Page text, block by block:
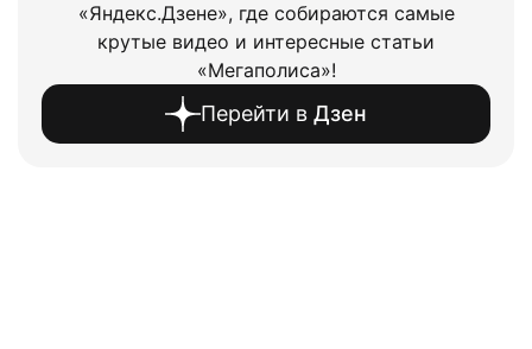
«Яндекс.Дзене», где собираются самые
крутые видео и интересные статьи
«Мегаполиса»!
Перейти в Дзен